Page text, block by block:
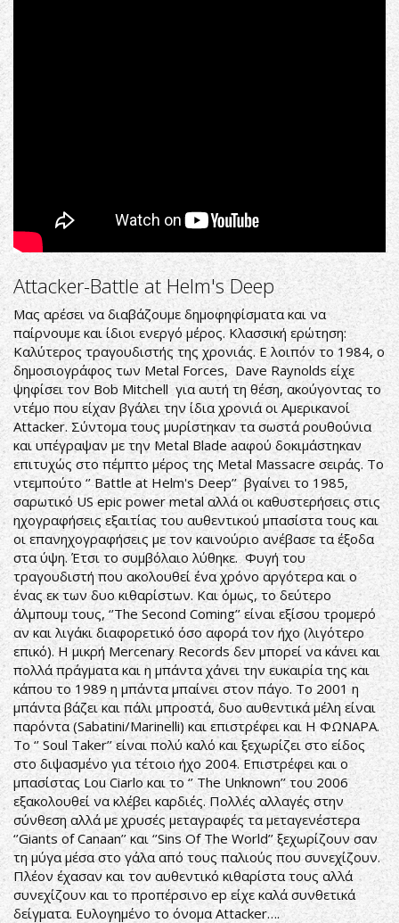
Attacker-Battle at Helm's Deep
Μας αρέσει να διαβάζουμε δημοφηφίσματα και να
παίρνουμε και ίδιοι ενεργό μέρος. Κλασσική ερώτηση:
Καλύτερος τραγουδιστής της χρονιάς. Ε λοιπόν το 1984, ο
δημοσιογράφος των Metal Forces, Dave Raynolds είχε
ψηφίσει τον Bob Mitchell για αυτή τη θέση, ακούγοντας το
ντέμο που είχαν βγάλει την ίδια χρονιά οι Αμερικανοί
Attacker. Σύντομα τους μυρίστηκαν τα σωστά ρουθούνια
και υπέγραψαν με την Metal Blade aαφού δοκιμάστηκαν
επιτυχώς στο πέμπτο μέρος της Metal Massacre σειράς. Το
ντεμπούτο ‘’ Battle at Helm's Deep’’ βγαίνει το 1985,
σαρωτικό US epic power metal αλλά οι καθυστερήσεις στις
ηχογραφήσεις εξαιτίας του αυθεντικού μπασίστα τους και
οι επανηχογραφήσεις με τον καινούριο ανέβασε τα έξοδα
στα ύψη. Έτσι το συμβόλαιο λύθηκε. Φυγή του
τραγουδιστή που ακολουθεί ένα χρόνο αργότερα και ο
ένας εκ των δυο κιθαρίστων. Και όμως, το δεύτερο
άλμπουμ τους, ‘’The Second Coming’’ είναι εξίσου τρομερό
αν και λιγάκι διαφορετικό όσο αφορά τον ήχο (λιγότερο
επικό). Η μικρή Mercenary Records δεν μπορεί να κάνει και
πολλά πράγματα και η μπάντα χάνει την ευκαιρία της και
κάπου το 1989 η μπάντα μπαίνει στον πάγο. Το 2001 η
μπάντα βάζει και πάλι μπροστά, δυο αυθεντικά μέλη είναι
παρόντα (Sabatini/Marinelli) και επιστρέφει και Η ΦΩΝΑΡΑ.
Το ‘’ Soul Taker’’ είναι πολύ καλό και ξεχωρίζει στο είδος
στο διψασμένο για τέτοιο ήχο 2004. Επιστρέφει και ο
μπασίστας Lou Ciarlo και το ‘’ The Unknown’’ του 2006
εξακολουθεί να κλέβει καρδιές. Πολλές αλλαγές στην
σύνθεση αλλά με χρυσές μεταγραφές τα μεταγενέστερα
‘’Giants of Canaan’’ και ‘’Sins Of The World’’ ξεχωρίζουν σαν
τη μύγα μέσα στο γάλα από τους παλιούς που συνεχίζουν.
Πλέον έχασαν και τον αυθεντικό κιθαρίστα τους αλλά
συνεχίζουν και το προπέρσινο ep είχε καλά συνθετικά
δείγματα. Ευλογημένο το όνομα Attacker….